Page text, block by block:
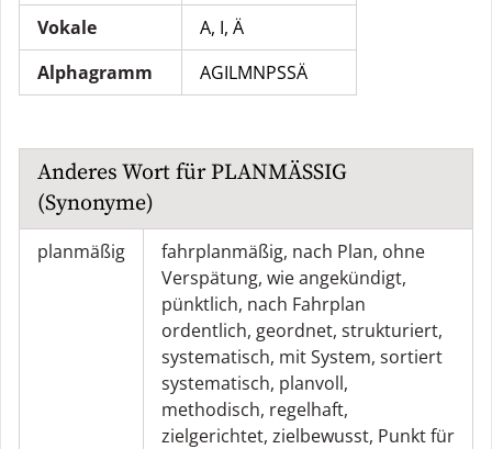
Vokale
A, I, Ä
Alphagramm
AGILMNPSSÄ
Anderes Wort fürPLANMÄSSIG
(Synonyme)
planmäßig fahrplanmäßig, nach Plan, ohne
Verspätung, wie angekündigt,
pünktlich, nach Fahrplan
ordentlich, geordnet, strukturiert,
systematisch, mit System, sortiert
systematisch, planvoll,
methodisch, regelhaft,
zielgerichtet, zielbewusst, Punkt für